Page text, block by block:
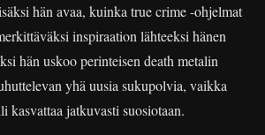
hän avaa, kuinka true crime -ohjelmat
inspiraation lähteeksi hänen
hän uskoo perinteisen death metalin
yhä uusia sukupolvia, vaikka
kasvattaa jatkuvasti suosiotaan.